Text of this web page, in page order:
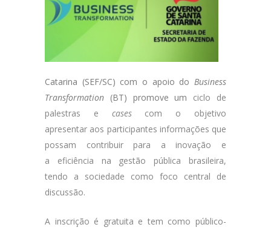
Catarina (SEF/SC) com o apoio do Business
Transformation (BT) promove um ciclo de
palestras e casescom o objetivo
apresentar aos participantes informações que
possam contribuir para a inovação e
a eficiência na gestão pública brasileira,
tendo a sociedade como foco central de
discussão.
A inscrição é gratuita e tem como público-